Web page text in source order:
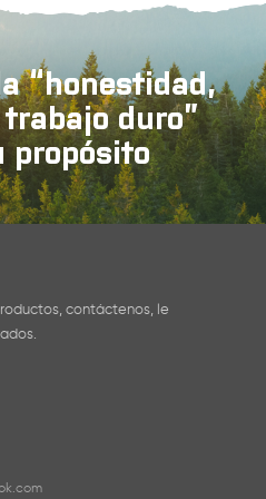
APRENDE MÁS
“honestidad,
duro”
propósito
contáctenos, le